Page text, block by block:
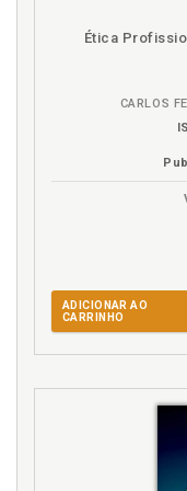
Família.
outros prazeres,
Fator
necessários:
Filh@s: outras
Grupos
laços, abusos ou
H
História. Filh@s:
Ética
CARLOS
ADICIONAR AO
CARRINHO